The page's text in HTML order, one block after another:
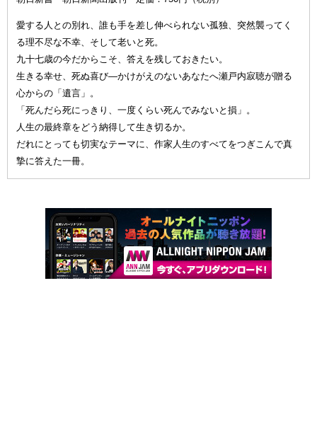
愛する人との別れ、誰も手を差し伸べられない孤独、突然襲ってく
る理不尽な不幸、そして老いと死。
九十七歳の今だからこそ、答えを残しておきたい。
生きる幸せ、死ぬ喜び—かけがえのないあなたへ瀬戸内寂聴が贈る
心からの「遺言」。
「死んだら死にっきり、一度くらい死んでみないと損」。
人生の最終章をどう納得して生き切るか。
だれにとっても切実なテーマに、作家人生のすべてをつぎこんで真
摯に答えた一冊。